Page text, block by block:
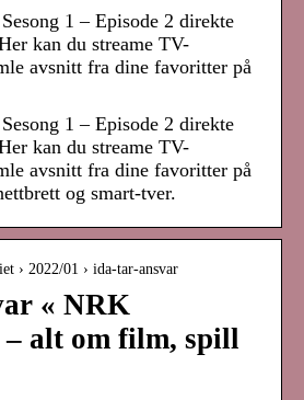
1 – Episode 2 direkte
kan du streame TV-
avsnitt fra dine favoritter på
1 – Episode 2 direkte
kan du streame TV-
avsnitt fra dine favoritter på
og smart-tver.
› 2022/01 › ida-tar-ansvar
« NRK
alt om film, spill